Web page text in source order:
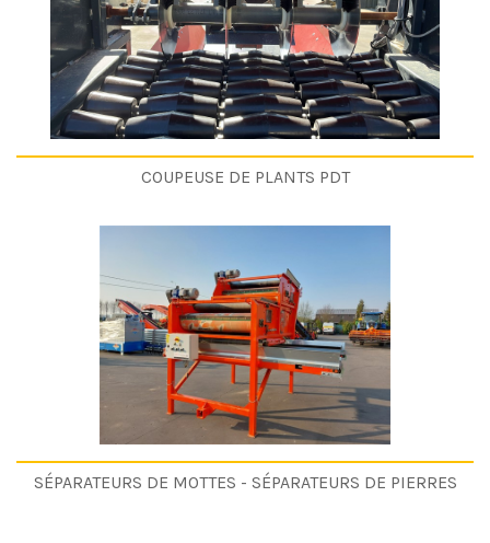
COUPEUSE DE PLANTS PDT
SÉPARATEURS DE MOTTES - SÉPARATEURS DE PIERRES